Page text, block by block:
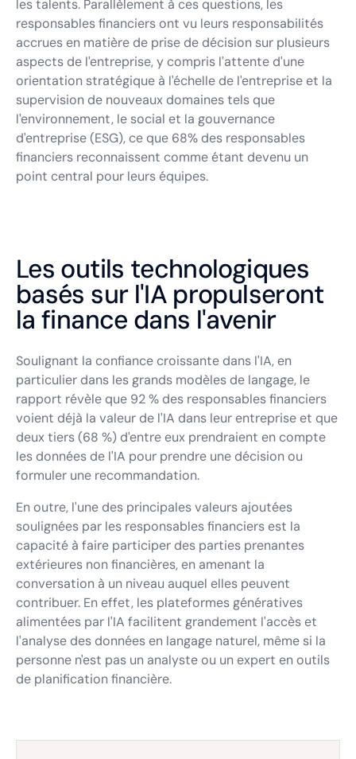
les talents. Parallèlement à ces questions, les
responsables financiers ont vu leurs responsabilités
accrues en matière de prise de décision sur plusieurs
aspects de l'entreprise, y compris l'attente d'une
orientation stratégique à l'échelle de l'entreprise et la
supervision de nouveaux domaines tels que
l'environnement, le social et la gouvernance
d'entreprise (ESG), ce que 68% des responsables
financiers reconnaissent comme étant devenu un
point central pour leurs équipes.
Les outils technologiques
basés sur l'IA propulseront
la finance dans l'avenir
Soulignant la confiance croissante dans l'IA, en
particulier dans les grands modèles de langage, le
rapport révèle que 92 % des responsables financiers
voient déjà la valeur de l'IA dans leur entreprise et que
deux tiers (68 %) d'entre eux prendraient en compte
les données de l'IA pour prendre une décision ou
formuler une recommandation.
En outre, l'une des principales valeurs ajoutées
soulignées par les responsables financiers est la
capacité à faire participer des parties prenantes
extérieures non financières, en amenant la
conversation à un niveau auquel elles peuvent
contribuer. En effet, les plateformes génératives
alimentées par l'IA facilitent grandement l'accès et
l'analyse des données en langage naturel, même si la
personne n'est pas un analyste ou un expert en outils
de planification financière.